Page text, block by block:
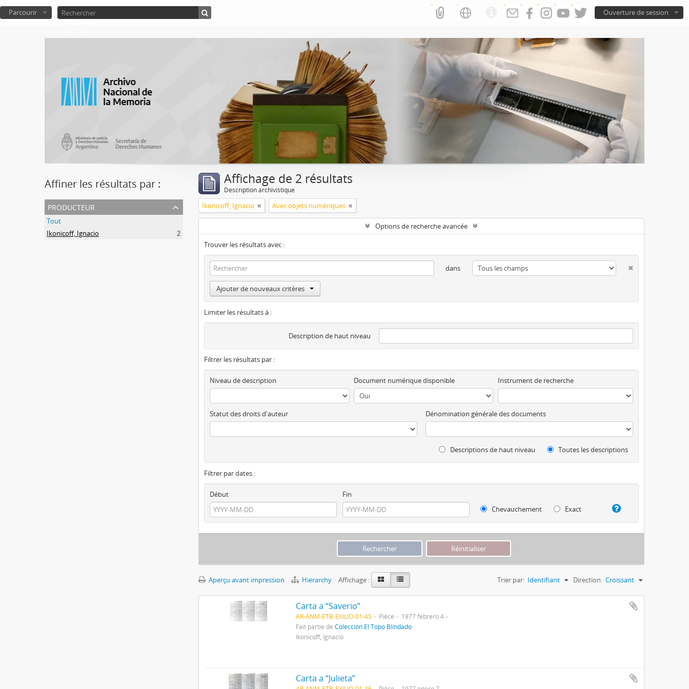
Ouverture de session
Parcourir
Affiner les résultats par :
producteur
Tout
Ikonicoff, Ignacio
2
Affichage de 2 résultats
Description archivistique
Ikonicoff, Ignacio Avec objets numériques
Options de recherche avancée
Trouver les résultats avec :
dans
Ajouter de nouveaux critères
Limiter les résultats à :
Description de haut niveau
Filtrer les résultats par :
Niveau de description Document numérique disponible Instrument de recherche
Statut des droits d'auteur Dénomination générale des documents
Descriptions de haut niveau Toutes les descriptions
Filtrer par dates :
Début
Fin
Chevauchement
Exact
Aperçu avant impression Hierarchy Affichage : Trier par: Identifiant Direction: Croissant
Carta a “Saverio”
AR-ANM-ETB-EXILIO-01-45 Pièce
1977 febrero 4
Fait partie deColección El Topo Blindado
Ikonicoff, Ignacio
Carta a “Julieta”